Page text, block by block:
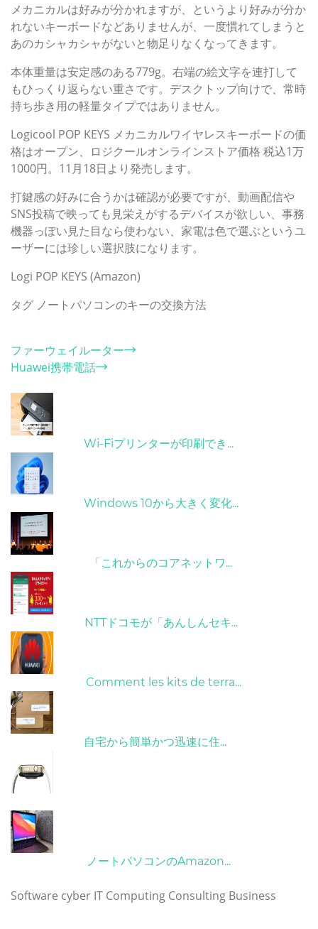
メカニカルは好みが分かれますが、というより好みが分か
れないキーボードなどありませんが、一度慣れてしまうと
あのカシャカシャがないと物足りなくなってきます。
本体重量は安定感のある779g。右端の絵文字を連打して
もひっくり返らない重さです。デスクトップ向けで、常時
持ち歩き用の軽量タイプではありません。
Logicool POP KEYS メカニカルワイヤレスキーボードの価
格はオープン、ロジクールオンラインストア価格 税込1万
1000円。11月18日より発売します。
打鍵感の好みに合うかは確認が必要ですが、動画配信や
SNS投稿で映っても見栄えがするデバイスが欲しい、事務
機器っぽい見た目なら使わない、家電は色で選ぶというユ
ーザーには珍しい選択肢になります。
Logi POP KEYS (Amazon)
タグ ノートパソコンのキーの交換方法
ファーウェイルーター
Huawei携帯電話
Wi-Fiプリンターが印刷でき...
Windows 10から大きく変化...
「これからのコアネットワ...
NTTドコモが「あんしんセキ...
Comment les kits de terra...
自宅から簡単かつ迅速に住...
ノートパソコンのAmazon...
Software cyber IT Computing Consulting Business